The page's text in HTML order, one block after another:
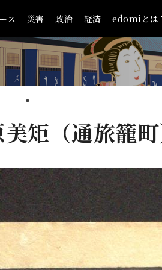
ス 災害 政治 経済 edomiとは
矩（通旅籠